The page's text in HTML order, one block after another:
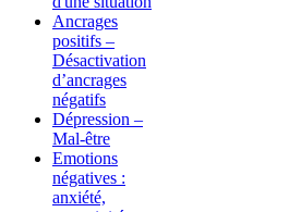
Ancrages
positifs –
Désactivation
d’ancrages
négatifs
Dépression –
Mal-être
Emotions
négatives :
anxiété,